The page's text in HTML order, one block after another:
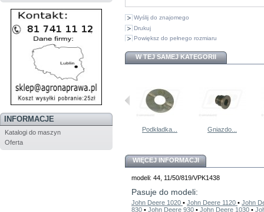
INFORMACJE
Katalogi do maszyn
Oferta
Wyślij do znajomego
Drukuj
Powiększ do pełnego rozmiaru
W TEJ SAMEJ KATEGORII
Zawór... Podkładka... Gniazdo...
WIĘCEJ INFORMACJI
modeli: 44, 11/50/819/VPK1438
Pasuje do modeli:
John Deere 1020 • John Deere 1120 • John
830 • John Deere 930 • John Deere 1030 •